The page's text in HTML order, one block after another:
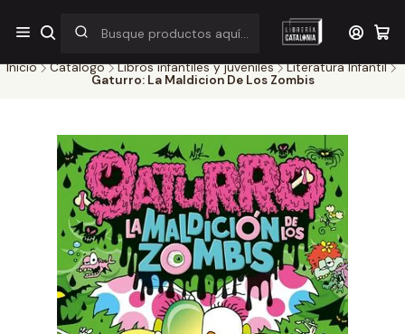
¡Por pocos días! Despacho a $1.000 en RM por compras sobre
$38.000
Inicio Catálogo Libros infantiles y juveniles
Literatura Infantil
Gaturro: La Maldicion De Los Zombis